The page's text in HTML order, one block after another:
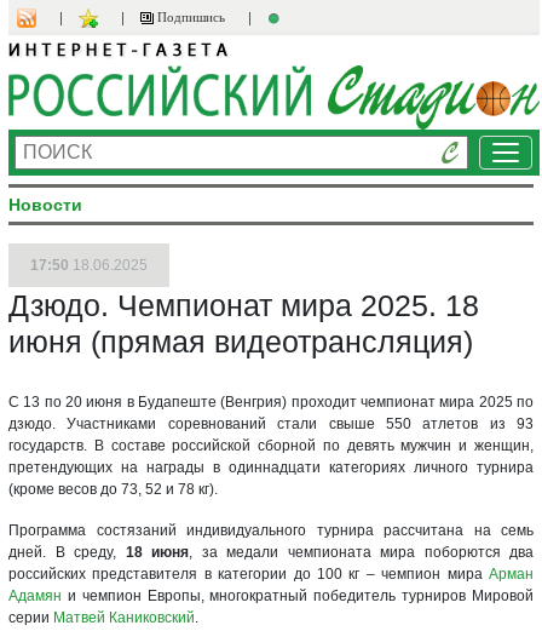
Подпишись
Новости
17:50 18.06.2025
Дзюдо. Чемпионат мира 2025. 18
июня (прямая видеотрансляция)
С 13 по 20 июня в Будапеште (Венгрия) проходит чемпионат мира 2025 по
дзюдо. Участниками соревнований стали свыше 550 атлетов из 93
государств. В составе российской сборной по девять мужчин и женщин,
претендующих на награды в одиннадцати категориях личного турнира
(кроме весов до 73, 52 и 78 кг).
Программа состязаний индивидуального турнира рассчитана на семь
дней. В среду, 18 июня, за медали чемпионата мира поборются два
российских представителя в категории до 100 кг – чемпион мира Арман
Адамян и чемпион Европы, многократный победитель турниров Мировой
серии Матвей Каниковский.